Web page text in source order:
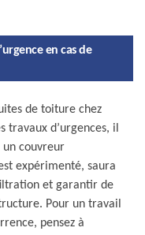
en cas de
de toiture chez
travaux d’urgences, il
un couvreur
expérimenté, saura
et garantir de
Pour un travail
pensez à